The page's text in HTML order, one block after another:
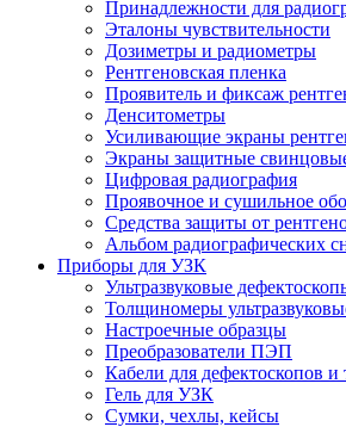
Принадлежности для
Эталоны чувствительности
Дозиметры и радиометры
Рентгеновская пленка
Проявитель и фиксаж
Денситометры
Усиливающие экраны
Экраны защитные
Цифровая радиография
Проявочное и сушильное
Средства защиты от
Альбом радиографических
Приборы для УЗК
Ультразвуковые
Толщиномеры
Настроечные образцы
Преобразователи ПЭП
Кабели для дефектоскопов
Гель для УЗК
Сумки, чехлы, кейсы